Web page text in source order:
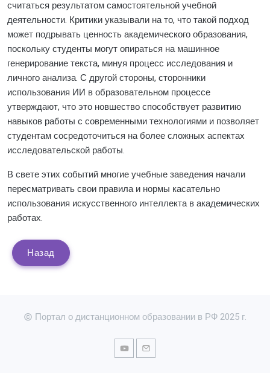
считаться результатом самостоятельной учебной
деятельности. Критики указывали на то, что такой подход
может подрывать ценность академического образования,
поскольку студенты могут опираться на машинное
генерирование текста, минуя процесс исследования и
личного анализа. С другой стороны, сторонники
использования ИИ в образовательном процессе
утверждают, что это новшество способствует развитию
навыков работы с современными технологиями и позволяет
студентам сосредоточиться на более сложных аспектах
исследовательской работы.
В свете этих событий многие учебные заведения начали
пересматривать свои правила и нормы касательно
использования искусственного интеллекта в академических
работах.
Назад
Портал о дистанционном образовании в РФ 2025 г.